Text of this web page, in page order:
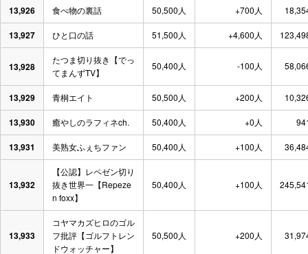
13,926 食べ物の裏話 50,500人 +700人
13,927 ひと口の話 51,500人 +4,600人
13,928
たつま切り抜き【でっ
てまんずTV】
50,400人 -100人
13,929 青桐エイト 50,500人 +200人
13,930 癒やしのラフィネch. 50,400人 +0人
13,931 美熟女ふぇちファン 50,400人 +100人
13,932
【公認】レペゼン切り
抜き世界一【Repeze
n foxx】
50,400人 +100人
13,933
コヤマカズヒロのゴル
フ批評【ゴルフトレン
ドウォッチャー】
50,500人 +200人